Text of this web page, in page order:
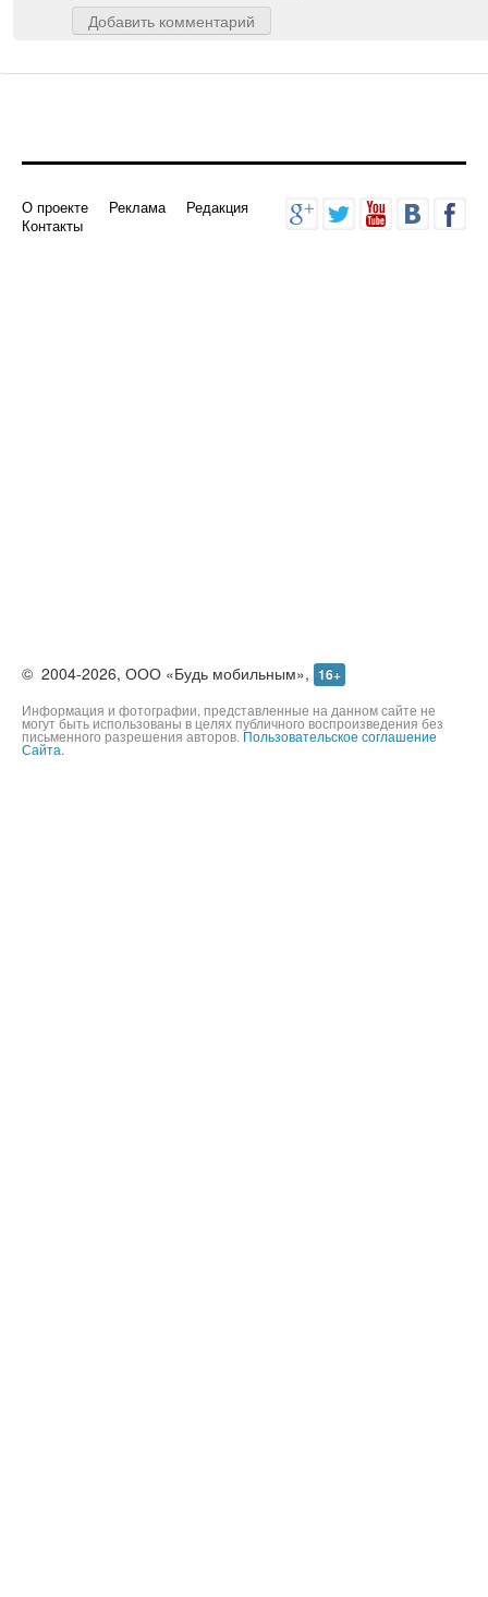
©2004-2026,ООО «Будь мобильным», 16+
Информация и фотографии, представленные на данном сайте не
могут быть использованы в целях публичного воспроизведения без